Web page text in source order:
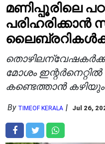
മണിപ്പൂരിലെ
മോശം
കണ്ടെത്താൻ കഴിയും
By TIMEOF KERALA Jul 26,